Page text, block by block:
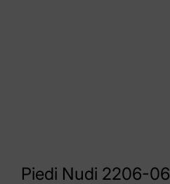
Piedi Nudi 2206-